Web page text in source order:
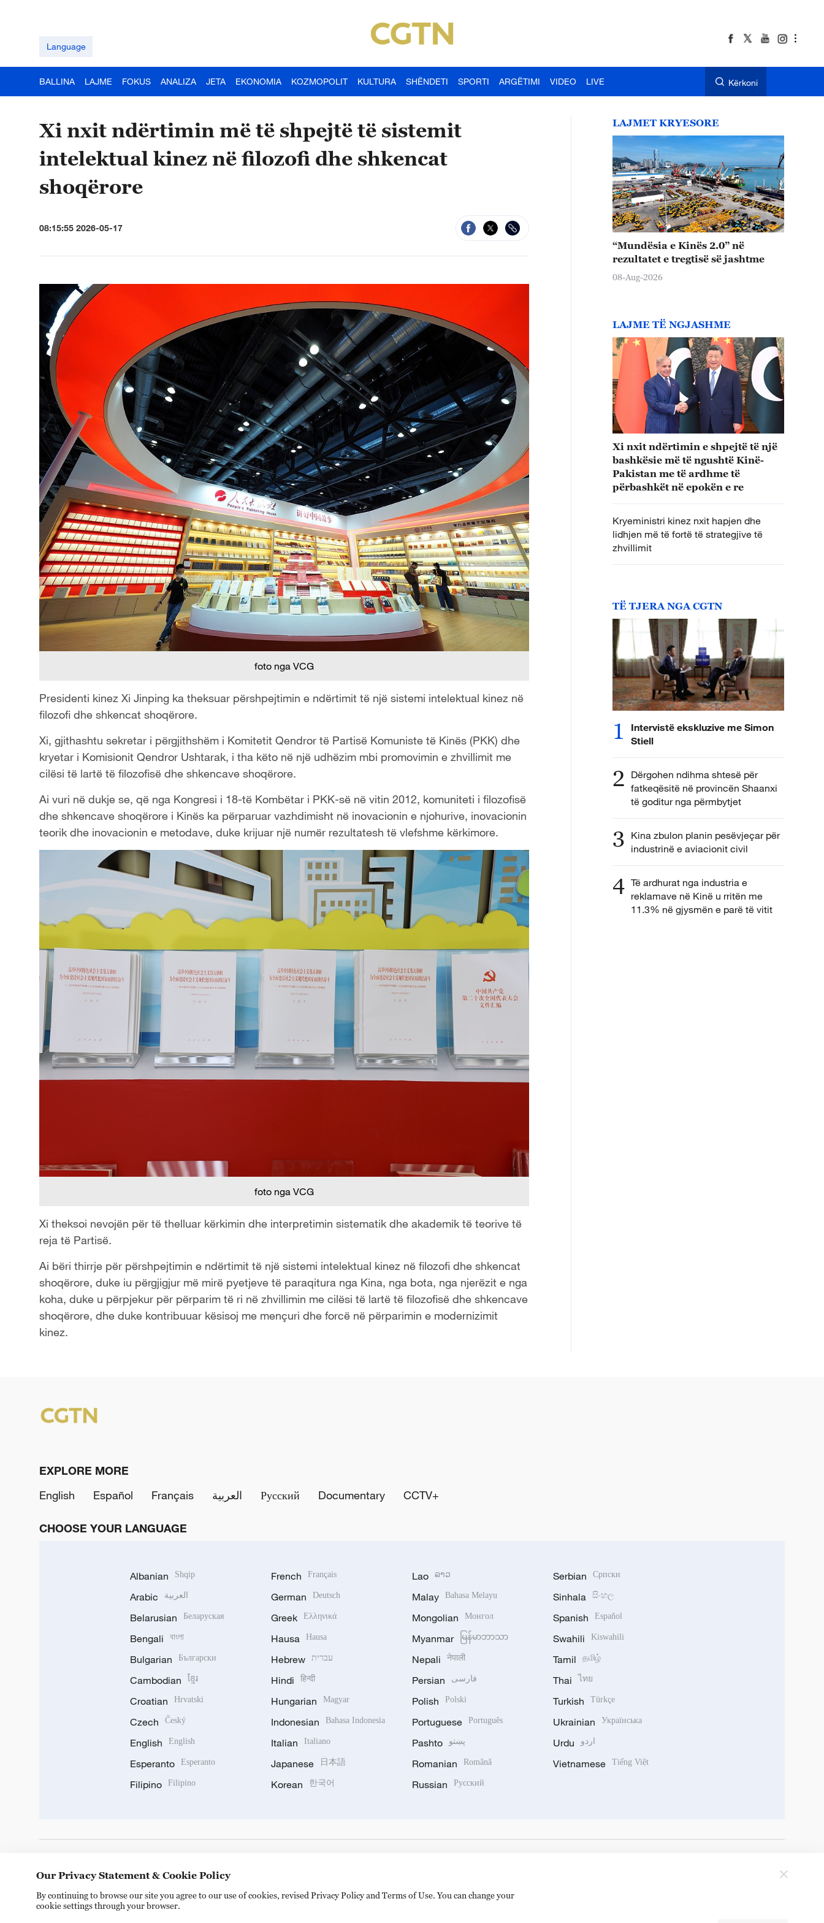
Language
BALLINA LAJME FOKUS ANALIZA JETA EKONOMIA KOZMOPOLIT KULTURA SHËNDETI SPORTI ARGËTIMI VIDEO LIVE Kërkoni
Xi nxit ndërtimin më të shpejtë të sistemit
intelektual kinez në filozofi dhe shkencat
shoqërore
08:15:55 2026-05-17
foto nga VCG
Presidenti kinez Xi Jinping ka theksuar përshpejtimin e ndërtimit të një sistemi intelektual kinez në
filozofi dhe shkencat shoqërore.
Xi, gjithashtu sekretar i përgjithshëm i Komitetit Qendror të Partisë Komuniste të Kinës (PKK) dhe
kryetar i Komisionit Qendror Ushtarak, i tha këto në një udhëzim mbi promovimin e zhvillimit me
cilësi të lartë të filozofisë dhe shkencave shoqërore.
Ai vuri në dukje se, që nga Kongresi i 18-të Kombëtar i PKK-së në vitin 2012, komuniteti i filozofisë
dhe shkencave shoqërore i Kinës ka përparuar vazhdimisht në inovacionin e njohurive, inovacionin
teorik dhe inovacionin e metodave, duke krijuar një numër rezultatesh të vlefshme kërkimore.
foto nga VCG
Xi theksoi nevojën për të thelluar kërkimin dhe interpretimin sistematik dhe akademik të teorive të
reja të Partisë.
Ai bëri thirrje për përshpejtimin e ndërtimit të një sistemi intelektual kinez në filozofi dhe shkencat
shoqërore, duke iu përgjigjur më mirë pyetjeve të paraqitura nga Kina, nga bota, nga njerëzit e nga
koha, duke u përpjekur për përparim të ri në zhvillimin me cilësi të lartë të filozofisë dhe shkencave
shoqërore, dhe duke kontribuuar kësisoj me mençuri dhe forcë në përparimin e modernizimit
kinez.
LAJMET KRYESORE
“Mundësia e Kinës 2.0” në
rezultatet e tregtisë së jashtme
08-Aug-2026
LAJME TË NGJASHME
Xi nxit ndërtimin e shpejtë të një
bashkësie më të ngushtë Kinë-
Pakistan me të ardhme të
përbashkët në epokën e re
Kryeministri kinez nxit hapjen dhe
lidhjen më të fortë të strategjive të
zhvillimit
TË TJERA NGA CGTN
1
Intervistë ekskluzive me Simon
Stiell
2 Dërgohen ndihma shtesë për
fatkeqësitë në provincën Shaanxi
të goditur nga përmbytjet
3 Kina zbulon planin pesëvjeçar për
industrinë e aviacionit civil
4 Të ardhurat nga industria e
reklamave në Kinë u rritën me
11.3% në gjysmën e parë të vitit
EXPLORE MORE
English
Español Français العربية Русский Documentary CCTV+
CHOOSE YOUR LANGUAGE
Albanian Shqip
Arabic العربية
Belarusian Беларуская
Bengali বাংলা
Bulgarian Български
Cambodian ខ្មែរ
Croatian Hrvatski
Czech Český
English English
Esperanto Esperanto
Filipino Filipino
French Français
German Deutsch
Greek Ελληνικά
Hausa Hausa
Hebrew עברית
Hindi हिन्दी
Hungarian Magyar
Indonesian Bahasa Indonesia
Italian Italiano
Japanese 日本語
Korean 한국어
Lao ລາວ
Malay Bahasa Melayu
Mongolian Монгол
Myanmar မြန်မာဘာသာ
Nepali नेपाली
Persian فارسی
Polish Polski
Portuguese Português
Pashto پښتو
Romanian Română
Russian Русский
Serbian Српски
Sinhala සිංහල
Spanish Español
Swahili Kiswahili
Tamil தமிழ்
Thai ไทย
Turkish Türkçe
Ukrainian Українська
Urdu اردو
Vietnamese Tiếng Việt
Our Privacy Statement & Cookie Policy
By continuing to browse our site you agree to our use of cookies, revised Privacy Policy and Terms of Use. You can change your
cookie settings through your browser.